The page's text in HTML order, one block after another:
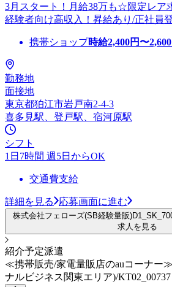
3月スタート！月給38万も☆限定レア
経験者向け高収入！昇給あり/正社員
携帯ショップ時給2,400円〜2,600
勤務地
面接地
東京都狛江市岩戸南2-4-3
喜多見駅、登戸駅、宿河原駅
シフト
1日7時間 週5日からOK
交通費支給
詳細を見る 応募画面に進む
株式会社フェローズ(SB経験量販
求人を見る
紹介予定派遣
≪携帯販売/家電量販店のauコーナー
ナルビジネス関東エリア)/KT02_00737